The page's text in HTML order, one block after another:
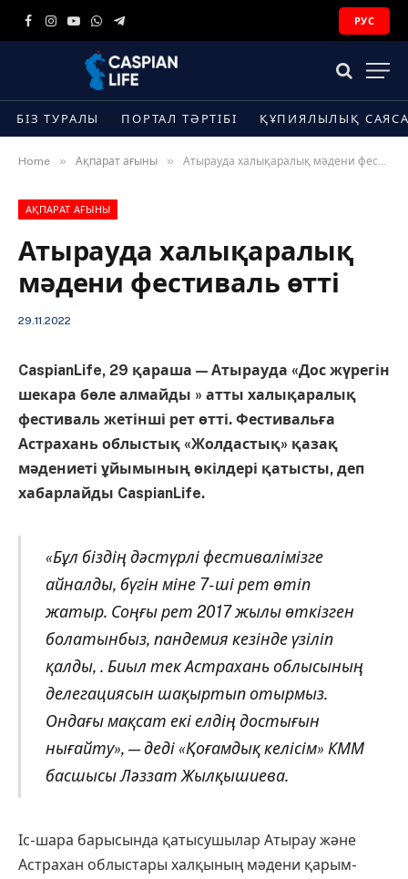
Facebook
Instagram
YouTube
WhatsApp
Telegram
РУС
БІЗ ТУРАЛЫ ПОРТАЛ ТӘРТІБІ ҚҰПИЯЛЫЛЫҚ
Home » Ақпарат ағыны » Атырауда халықаралық мәдени фестиваль өтті
АҚПАРАТ АҒЫНЫ
Атырауда халықаралық
мәдени фестиваль өтті
29.11.2022
CaspianLife, 29 қараша — Атырауда «Дос жүрегін
шекара бөле алмайды » атты халықаралық
фестиваль жетінші рет өтті. Фестивальға
Астрахань облыстық «Жолдастық» қазақ
мәдениеті ұйымының өкілдері қатысты, деп
хабарлайды CaspianLife.
«Бұл біздің дәстүрлі фестивалімізге
айналды, бүгін міне 7-ші рет өтіп
жатыр. Соңғы рет 2017 жылы өткізген
болатынбыз, пандемия кезінде үзіліп
қалды, . Биыл тек Астрахань облысының
делегациясын шақыртып отырмыз.
Ондағы мақсат екі елдің достығын
нығайту», — деді «Қоғамдық келісім» КММ
басшысы Ләззат Жылқышиева.
Іс-шара барысында қатысушылар Атырау және
Астрахан облыстары халқының мәдени қарым-